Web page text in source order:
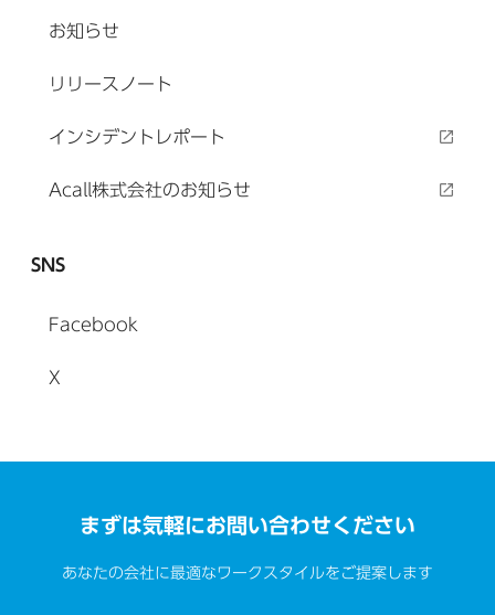
お知らせ
リリースノート
インシデントレポート
Acall株式会社のお知らせ
SNS
Facebook
X
まずは気軽にお問い合わせください
あなたの会社に最適なワークスタイルをご提案します